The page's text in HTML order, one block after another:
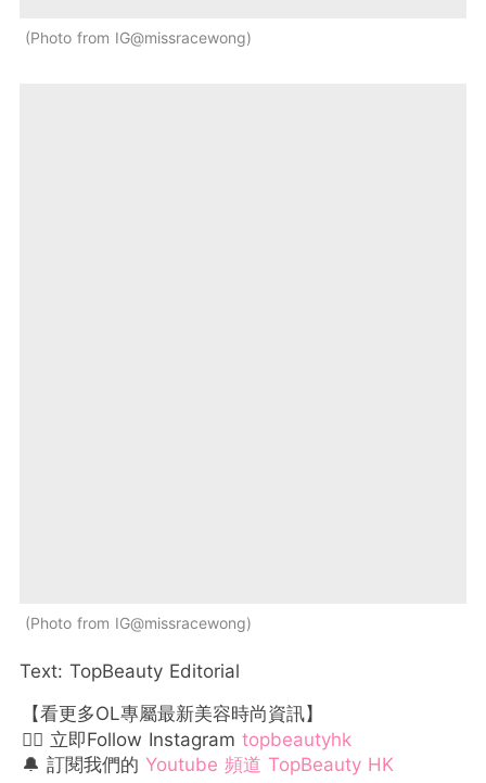
Photo from IG@missracewong
Photo from IG@missracewong
Text: TopBeauty Editorial
【看更多OL專屬最新美容時尚資訊】
👉🏻 立即Follow Instagram topbeautyhk
🔔 訂閱我們的 Youtube 頻道 TopBeauty HK